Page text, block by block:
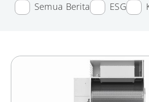
Semua Berita ESG